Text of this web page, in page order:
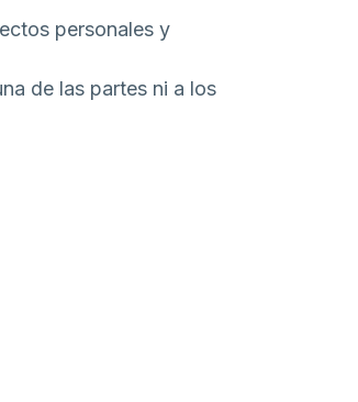
personales y
de las partes ni a los